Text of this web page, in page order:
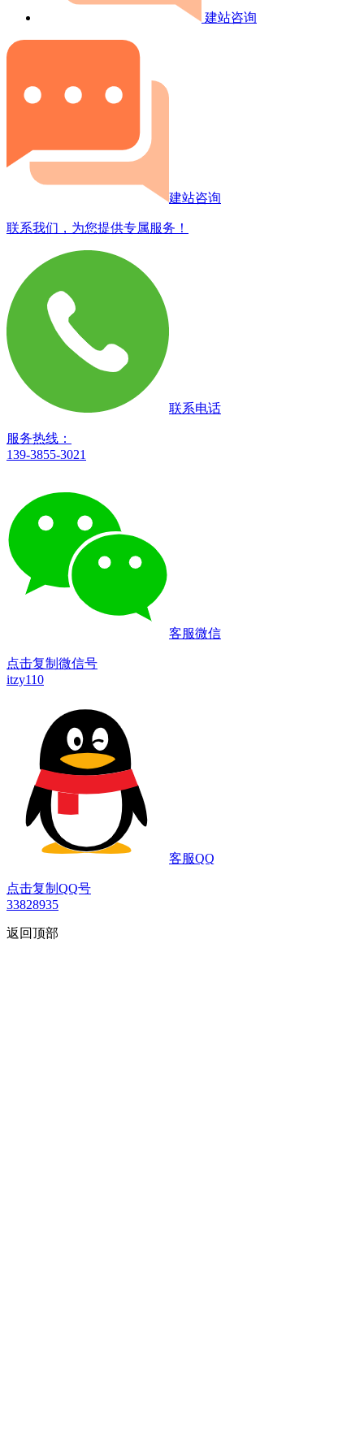
建站咨询
建站咨询
联系我们，为您提供专属服务！
联系电话
服务热线：
139-3855-3021
客服微信
点击复制微信号
itzy110
客服QQ
点击复制QQ号
33828935
返回顶部